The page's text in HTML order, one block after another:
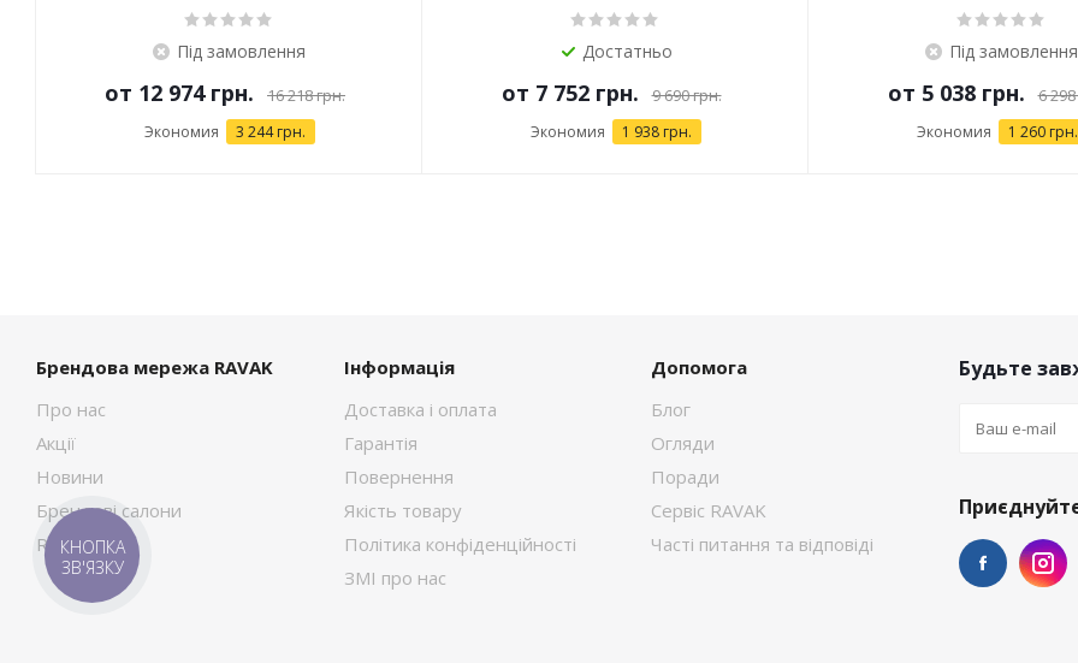
Під замовлення
от 12 974 грн. 16 218 грн.
Экономия 3 244 грн.
Достатньо
от 7 752 грн. 9 690 грн.
Экономия 1 938 грн.
Під замовлення
от 5 038 грн. 6
Экономия 1 260 грн.
Брендова мережа RAVAK
Про нас
Акції
Новини
Брендові салони
RAVAK Сток
Інформація
Доставка і оплата
Гарантія
Повернення
Якість товару
Політика конфіденційності
ЗМІ про нас
Допомога
Блог
Огляди
Поради
Сервіс RAVAK
Часті питання та відповіді
Будьте
КНОПКА
ЗВ'ЯЗКУ